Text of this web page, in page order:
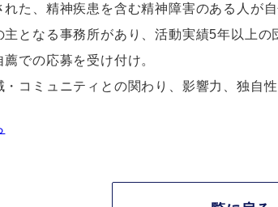
た、精神疾患を含む精神障害のある人が
主となる事務所があり、活動実績5年以上の
での応募を受け付け。
コミュニティとの関わり、影響力、独自